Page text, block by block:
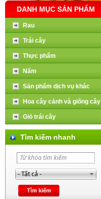
DANH MỤC SẢN PHẨM
Rau
Trái cây
Thực phẩm
Nấm
Sản phẩm dịch vụ khác
Hoa cây cảnh và giống cây
Giỏ trái cây
Tìm kiếm nhanh